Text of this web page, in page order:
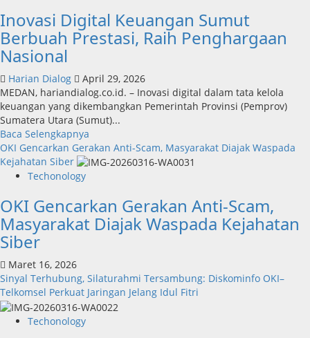
Inovasi Digital Keuangan Sumut
Berbuah Prestasi, Raih Penghargaan
Nasional
Harian Dialog
April 29, 2026
MEDAN, hariandialog.co.id. – Inovasi digital dalam tata kelola
keuangan yang dikembangkan Pemerintah Provinsi (Pemprov)
Sumatera Utara (Sumut)...
Baca Selengkapnya
more
about
Keuangan
Sumut
Berbuah
Penghargaan
Nasional
OKI Gencarkan Gerakan Anti-Scam, Masyarakat Diajak Waspada
Kejahatan Siber
Techonology
OKI Gencarkan Gerakan Anti-Scam,
Masyarakat Diajak Waspada Kejahatan
Siber
Maret 16, 2026
Sinyal Terhubung, Silaturahmi Tersambung: Diskominfo OKI–
Telkomsel Perkuat Jaringan Jelang Idul Fitri
Techonology